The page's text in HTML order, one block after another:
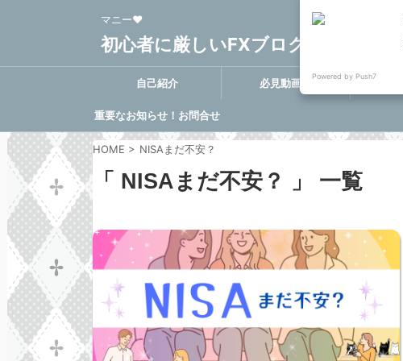
マニー❤
初心者に厳しいFXブログ FX-Clover
自己紹介 必見動画集
重要なお知らせ！お問合せ
に関する決定事項
HOME > NISAまだ不安？
「 NISAまだ不安？ 」 一覧
Powered by Push7